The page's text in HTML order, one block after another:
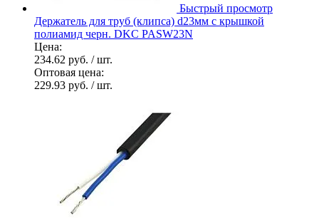
Быстрый просмотр
Держатель для труб (клипса) d23мм с крышкой
полиамид черн. DKC PASW23N
Цена:
234.62 руб. / шт.
Оптовая цена:
229.93 руб. / шт.